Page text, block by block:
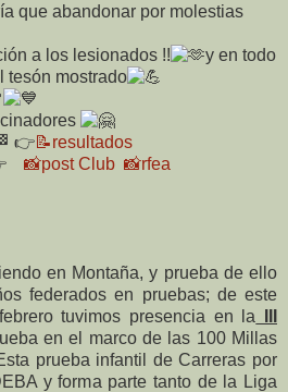
que abandonar por molestias
a los lesionados !!
y en todo
tesón mostrado
👉📝resultados
📸post Club 📸rfea
en Montaña, y prueba de ello
federados en pruebas; de este
tuvimos presencia en la
en el marco de las 100 Millas
prueba infantil de Carreras por
y forma parte tanto de la Liga